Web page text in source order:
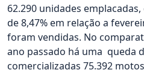
62.290 unidades
de 8,47% em relação a
foram vendidas. No
ano passado há uma queda
comercializadas 75.392